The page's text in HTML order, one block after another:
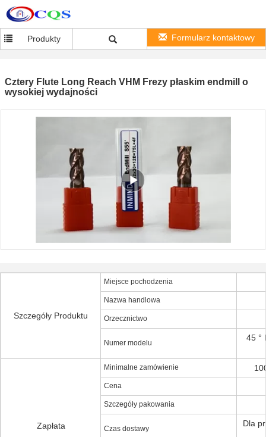
Produkty Formularz kontaktowy
Cztery Flute Long Reach VHM Frezy płaskim endmill o
wysokiej wydajności
Szczegóły Produktu
Miejsce pochodzenia
Nazwa handlowa
Orzecznictwo
Numer modelu
45 °
Zapłata
Minimalne zamówienie
Cena
Szczegóły pakowania
Czas dostawy
Dla